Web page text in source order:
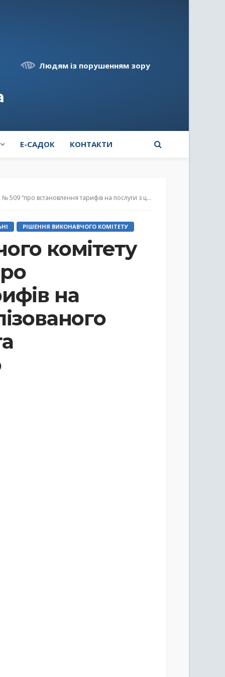
Людям із порушенням зору
E-САДОК КОНТАКТИ
послуги з централізованого водопостачання та централізованого водовідведення”
РІШЕННЯ ВИКОНАВЧОГО КОМІТЕТУ
комітету
на